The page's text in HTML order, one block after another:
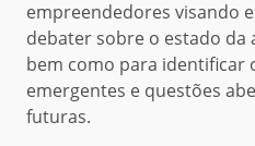
empreendedores visando
debater sobre o estado da
bem como para identificar
emergentes e questões
futuras.